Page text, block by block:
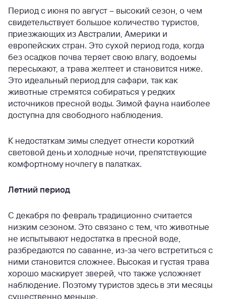
Период с июня по август – высокий сезон, о чем
свидетельствует большое количество туристов,
приезжающих из Австралии, Америки и
европейских стран. Это сухой период года, когда
без осадков почва теряет свою влагу, водоемы
пересыхают, а трава желтеет и становится ниже.
Это идеальный период для сафари, так как
животные стремятся собираться у редких
источников пресной воды. Зимой фауна наиболее
доступна для свободного наблюдения.
К недостаткам зимы следует отнести короткий
световой день и холодные ночи, препятствующие
комфортному ночлегу в палатках.
Летний период
С декабря по февраль традиционно считается
низким сезоном. Это связано с тем, что животные
не испытывают недостатка в пресной воде,
разбредаются по саванне, из-за чего встретиться с
ними становится сложнее. Высокая и густая трава
хорошо маскирует зверей, что также усложняет
наблюдение. Поэтому туристов здесь в эти месяцы
существенно меньше.